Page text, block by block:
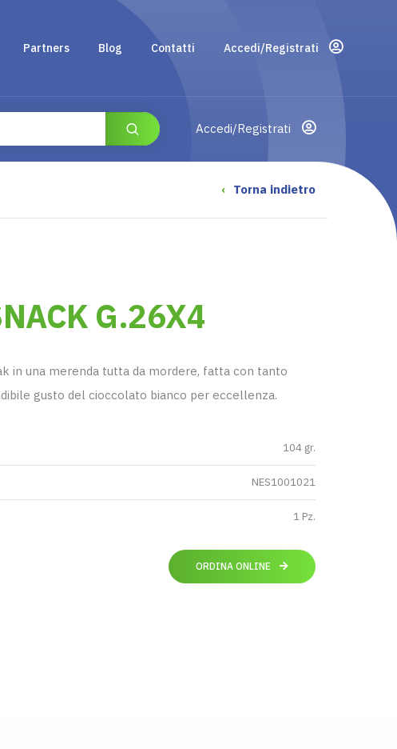
Partners Blog Contatti Accedi/Registrati
Accedi/Registrati
‹ Torna indietro
G.26X4
in una merenda tutta da mordere, fatta con tanto
gusto del cioccolato bianco per eccellenza.
104 gr.
NES1001021
1 Pz.
ORDINA ONLINE